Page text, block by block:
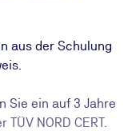
aus der Schulung
Sie ein auf 3 Jahre
NORD CERT.